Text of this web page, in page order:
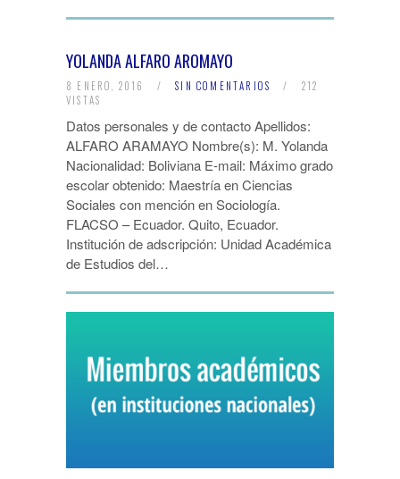
YOLANDA ALFARO AROMAYO
8 ENERO, 2016 / SIN COMENTARIOS /
212
VISTAS
Datos personales y de contacto Apellidos:
ALFARO ARAMAYO Nombre(s): M. Yolanda
Nacionalidad: Boliviana E-mail: Máximo grado
escolar obtenido: Maestría en Ciencias
Sociales con mención en Sociología.
FLACSO – Ecuador. Quito, Ecuador.
Institución de adscripción: Unidad Académica
de Estudios del…